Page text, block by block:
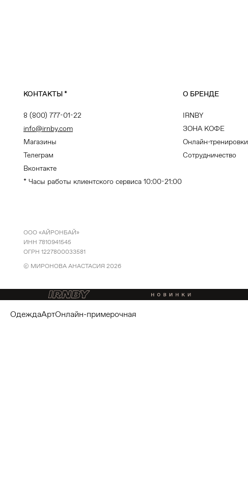
КОНТАКТЫ*
8 (800) 777-01-22
info@irnby.com
Магазины
Телеграм
Вконтакте
* Часы работы клиентского сервиса 10:00-21:00
О БРЕНДЕ
IRNBY
ЗОНА КОФЕ
Онлайн-тренировки
Сотрудничество
ООО «АЙРОНБАЙ»
ИНН 7810941545
ОГРН 1227800033581
© МИРОНОВА АНАСТАСИЯ 2026
одежда арт онлайн-примерочная